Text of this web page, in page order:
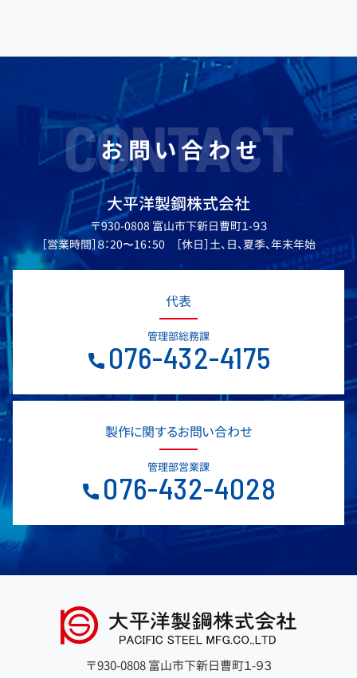
CONTACT
お問い合わせ
大平洋製鋼株式会社
〒930-0808 富山市下新日曹町１-９３
［営業時間］８：20〜16：50 ［休日］土、日、夏季、年末年始
代表
管理部総務課
076-432-4175
製作に関するお問い合わせ
管理部営業課
076-432-4028
〒930-0808 富山市下新日曹町１-９３